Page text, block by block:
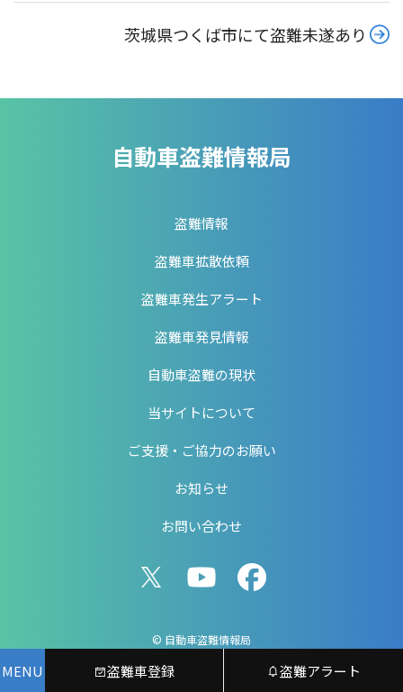
MENU
茨城県つくば市にて盗難未遂あり
自動車盗難情報局
盗難情報
盗難車拡散依頼
盗難車発生アラート
盗難車発見情報
自動車盗難の現状
当サイトについて
ご支援・ご協力のお願い
お知らせ
お問い合わせ
© 自動車盗難情報局
盗難車登録 盗難アラート